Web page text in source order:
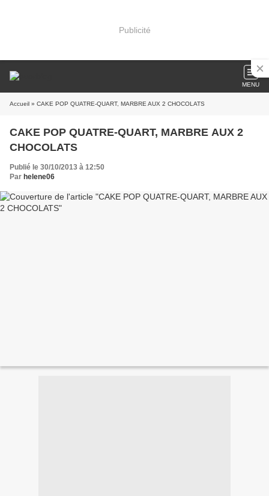
Publicité
MENU
Accueil » CAKE POP QUATRE-QUART, MARBRE AUX 2 CHOCOLATS
CAKE POP QUATRE-QUART, MARBRE AUX 2
CHOCOLATS
Publié le 30/10/2013 à 12:50
Par helene06